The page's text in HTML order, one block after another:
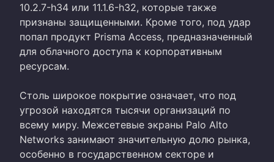
10.2.7-h34 или 11.1.6-h32, которые также
признаны защищенными. Кроме того, под удар
попал продукт Prisma Access, предназначенный
для облачного доступа к корпоративным
ресурсам.
Столь широкое покрытие означает, что под
угрозой находятся тысячи организаций по
всему миру. Межсетевые экраны Palo Alto
Networks занимают значительную долю рынка,
особенно в государственном секторе и